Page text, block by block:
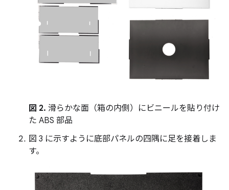
図 2. 滑らかな面（箱の内側）にビニールを貼り付け
た ABS 部品
図 3 に示すように底部パネルの四隅に足を接着しま
す。